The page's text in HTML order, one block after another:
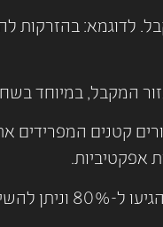
לדוגמא: בהזרקות
המקבל, במיוחד
קטנים המפרידים
אפקטיביות.
לסבב הזרקות אחד.